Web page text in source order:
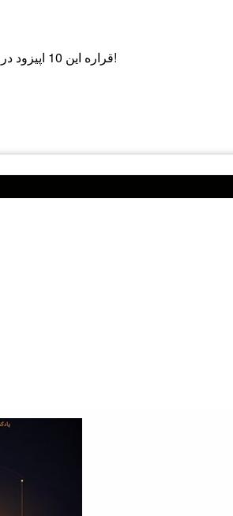
قراره این 10 اپیزود در تعطیلات نوروزی منتشر بشن!